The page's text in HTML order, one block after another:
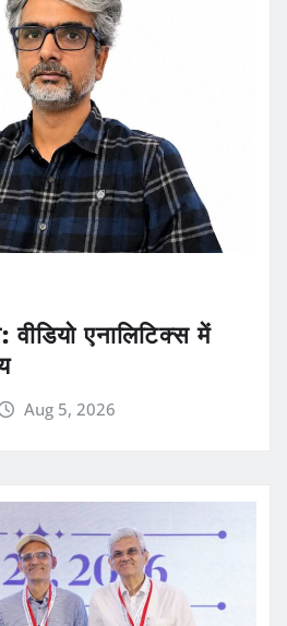
एनालिटिक्स में
Aug 5, 2026